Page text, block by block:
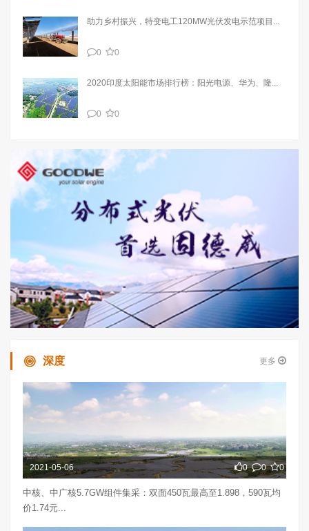
助力乡村振兴，特变电工120MW光伏发电示范项目...
0 0
2020印度太阳能市场排行榜：阳光电源、华为、隆...
0 0
深度 更多
2021-05-06 0 0 0
中核、中广核5.7GW组件集采：双面450瓦最高至1.898，590瓦均
价1.74元...